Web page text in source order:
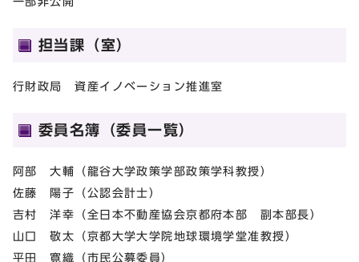
担当課（室）
行財政局 資産イノベーション推進室
委員名簿（委員一覧）
阿部 大輔（龍谷大学政策学部政策学科教授）
佐藤 陽子（公認会計士）
吉村 洋幸（全日本不動産協会京都府本部 副本部長）
山口 敬太（京都大学大学院地球環境学堂准教授）
平田 寛織（市民公募委員）